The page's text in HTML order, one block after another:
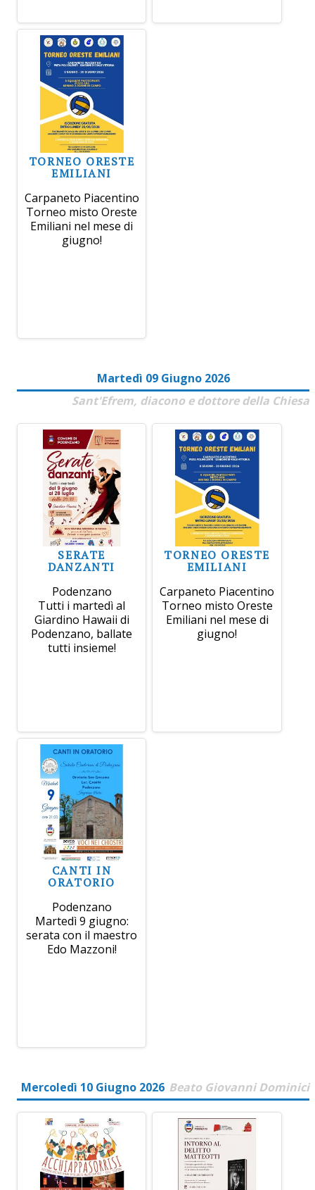
TORNEO ORESTE
EMILIANI
Carpaneto Piacentino
Torneo misto Oreste
Emiliani nel mese di
giugno!
Martedì 09 Giugno 2026
Sant'Efrem, diacono e dottore della Chiesa
SERATE
DANZANTI
Podenzano
Tutti i martedì al
Giardino Hawaii di
Podenzano, ballate
tutti insieme!
TORNEO ORESTE
EMILIANI
Carpaneto Piacentino
Torneo misto Oreste
Emiliani nel mese di
giugno!
CANTI IN
ORATORIO
Podenzano
Martedì 9 giugno:
serata con il maestro
Edo Mazzoni!
Mercoledì 10 Giugno 2026 Beato Giovanni Dominici